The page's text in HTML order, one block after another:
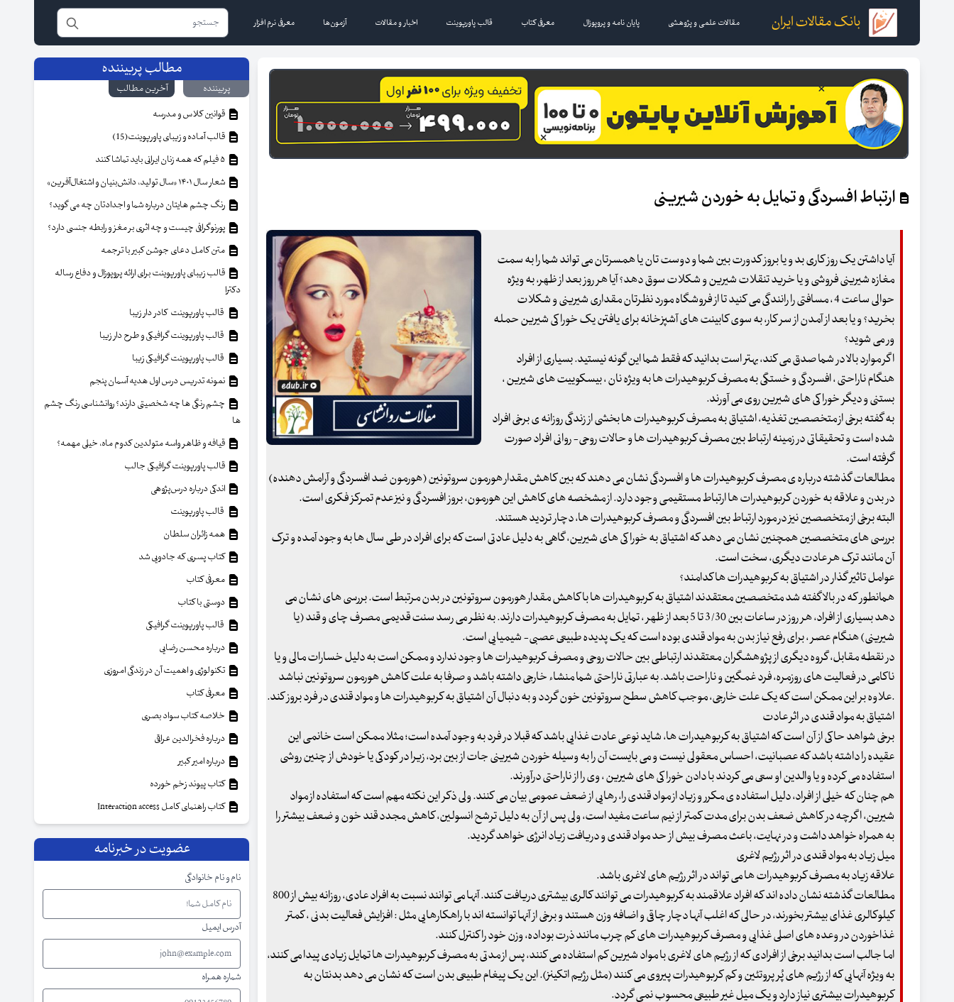
بانک مقالات ایران مقالات علمی و پژوهشی پایان نامه و پروپوزال معرفی کتاب قالب پاورپوینت اخبار و مقالات آزمون‌ها معرفی نرم افزار
ارتباط افسردگی و تمایل به خوردن شیرینی
آیا داشتن یک روز کاری بد و یا بروز کدورت بین شما و دوست تان یا همسرتان می تواند شما را به سمت
مغازه شیرینی فروشی و یا خرید تنقلات شیرین و شکلات سوق دهد؟ آیا هر روز بعد از ظهر، به ویژه
حوالی ساعت 4 ، مسافتی را رانندگی می کنید تا از فروشگاه مورد نظرتان مقداری شیرینی و شکلات
بخرید؟ و یا بعد از آمدن از سر کار، به سوی کابینت های آشپزخانه برای یافتن یک خوراکی شیرین حمله
ور می شوید؟
اگر موارد بالا در شما صدق می کند، بهتر است بدانید که فقط شما این گونه نیستید. بسیاری از افراد
هنگام ناراحتی ، افسردگی و خستگی به مصرف کربوهیدرات ها به ویژه نان ، بیسکوییت های شیرین ،
بستنی و دیگر خوراکی های شیرین روی می آورند.
به گفته برخی از متخصصین تغذیه، اشتیاق به مصرف کربوهیدرات ها بخشی از زندگی روزانه ی برخی افراد
شده است و تحقیقاتی در زمینه ارتباط بین مصرف کربوهیدرات ها و حالات روحی- روانی افراد صورت
گرفته است.
مطالعات گذشته درباره ی مصرف کربوهیدرات ها و افسردگی نشان می دهند که بین کاهش مقدار هورمون سروتونین (هورمون ضد افسردگی و آرامش دهنده)
در بدن و علاقه به خوردن کربوهیدرات ها ارتباط مستقیمی وجود دارد. از مشخصه های کاهش این هورمون، بروز افسردگی و نیز عدم تمرکز فکری است.
البته برخی از متخصصین نیز در مورد ارتباط بین افسردگی و مصرف کربوهیدرات ها، دچار تردید هستند.
بررسی های متخصصین همچنین نشان می دهد که اشتیاق به خوراکی های شیرین، گاهی به دلیل عادتی است که برای افراد در طی سال ها به وجود آمده و ترک
آن مانند ترک هر عادت دیگری، سخت است.
عوامل تاثیر گذار در اشتیاق به کربوهیدرات ها کدامند؟
همانطور که در بالا گفته شد متخصصین معتقدند اشتیاق به کربوهیدرات ها با کاهش مقدار هورمون سروتونین در بدن مرتبط است. بررسی های نشان می
دهد بسیاری از افراد، هر روز در ساعات بین 3/30 تا 5 بعد از ظهر ، تمایل به مصرف کربوهیدرات دارند. به نظر می رسد سنت قدیمی مصرف چای و قند (یا
شیرینی) هنگام عصر ، برای رفع نیاز بدن به مواد قندی بوده است که یک پدیده طبیعی عصبی- شیمیایی است.
در نقطه مقابل، گروه دیگری از پژوهشگران معتقدند ارتباطی بین حالات روحی و مصرف کربوهیدرات ها وجود ندارد و ممکن است به دلیل خسارات مالی و یا
ناکامی در فعالیت های روزمره، فرد غمگین و ناراحت باشد. به عبارتی ناراحتی شما منشاء خارجی داشته باشد و صرفا به علت کاهش هورمون سروتونین نباشد
.علاوه بر این ممکن است که یک علت خارجی، موجب کاهش سطح سروتونین خون گردد و به دنبال آن اشتیاق به کربوهیدرات ها و مواد قندی در فرد بروز کند.
اشتیاق به مواد قندی در اثر عادت
برخی شواهد حاکی از آن است که اشتیاق به کربوهیدرات ها، شاید نوعی عادت غذایی باشد که قبلا در فرد به وجود آمده است؛ مثلا ممکن است خانمی این
عقیده را داشته باشد که عصبانیت، احساس معقولی نیست و می بایست آن را به وسیله خوردن شیرینی جات از بین برد، زیرا در کودکی یا خودش از چنین روشی
استفاده می کرده و یا والدین او سعی می کردند با دادن خوراکی های شیرین ، وی را از ناراحتی درآورند.
هم چنان که خیلی از افراد، دلیل استفاده ی مکرر و زیاد از مواد قندی را، رهایی از ضعف عمومی بیان می کنند. ولی ذکر این نکته مهم است که استفاده از مواد
شیرین، اگرچه در کاهش ضعف بدن برای مدت کمتر از نیم ساعت مفید است، ولی پس از آن به دلیل ترشح انسولین، کاهش مجدد قند خون و ضعف بیشتر را
به همراه خواهد داشت و در نهایت، باعث مصرف بیش از حد مواد قندی و دریافت زیاد انرژی خواهد گردید.
میل زیاد به مواد قندی در اثر رژیم لاغری
علاقه زیاد به مصرف کربوهیدرات ها می تواند در اثر رژیم های لاغری باشد.
مطالعات گذشته نشان داده اند که افراد علاقمند به کربوهیدرات می توانند کالری بیشتری دریافت کنند. آنها می توانند نسبت به افراد عادی، روزانه بیش از 800
کیلوکالری غذای بیشتر بخورند، در حالی که اغلب آنها دچار چاقی و اضافه وزن هستند و برخی از آنها توانسته اند با راهکارهایی مثل : افزایش فعالیت بدنی ، کمتر
غذاخوردن در وعده های اصلی غذایی و مصرف کربوهیدرات های کم چرب مانند ذرت بوداده، وزن خود را کنترل کنند.
اما جالب است بدانید برخی از افرادی که از رژیم های لاغری با مواد شیرین کم استفاده می کنند، پس از مدتی به مصرف کربوهیدرات ها تمایل زیادی پیدا می کنند،
به ویژه آنهایی که از رژیم های پُر پروتئین و کم کربوهیدرات پیروی می کنند (مثل رژیم اتکینز). این یک پیغام طبیعی بدن است که نشان می دهد بدنتان به
کربوهیدرات بیشتری نیاز دارد و یک میل غیر طبیعی محسوب نمی گردد.
مطالب پربیننده
پربیننده
آخرین مطالب
قوانین کلاس و مدرسه
قالب آماده و زیبای پاورپوینت(15)
شعار سال ۱۴۰۱ «سال تولید، دانش‌بنیان و اشتغال‌آفرین»
رنگ چشم هایتان درباره شما و اجدادتان چه می گوید؟
پورنوگرافی چیست و چه اثری بر مغز و رابطه جنسی دارد؟
متن کامل دعای جوشن کبیر با ترجمه
قالب زیبای پاورپوینت برای ارائه پروپوزال و دفاع رساله
دکترا
قالب پاورپوینت کادر دار زیبا
قالب پاورپوینت گرافیکی و طرح دار زیبا
قالب پاورپوینت گرافیکی زیبا
نمونه تدریس درس اول هدیه آسمان پنجم
چشم رنگی ها چه شخصیتی دارند؟ روانشناسی رنگ چشم
ها
قیافه و ظاهر واسه متولدین کدوم ماه، خیلی مهمه؟
قالب پاورپوینت گرافیکی جالب
اندکی درباره درس‌پژوهی
قالب پاورپوینت
همه زائران سلطان
کتاب پسری که جادویی شد
معرفی کتاب
دوستی با کتاب
قالب پاورپوینت گرافیکی
درباره محسن رضایی
تکنولوژی و اهمیت آن در زندگی امروزی
معرفی کتاب
خلاصه کتاب سواد بصری
درباره فخرالدین عراقی
درباره امیر کبیر
کتاب پیوند زخم خورده
کتاب راهنمای کامل Interaction access
عضویت در خبرنامه
نام و نام خانوادگی
آدرس ایمیل
شماره همراه